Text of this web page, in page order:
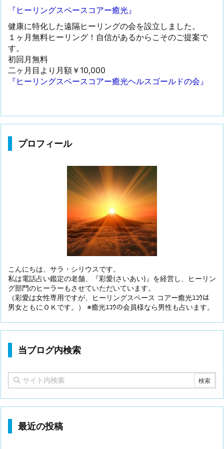
『ヒーリングスペースコアー癒光』
健康に特化した遠隔ヒーリングの会を設立しました。
１ヶ月無料ヒーリング！自信があるからこそのご提案で
す。
初回月無料
二ヶ月目より月額￥10,000
『ヒーリングスペースコアー癒光ヘルスゴールドの会』
プロフィール
こんにちは、サラ・シリウスです。
私は電話占い鑑定の老舗、『彩愛(さいあい)』を経営し、ヒーリン
グ部門のヒーラーもさせていただいています。
（彩愛は女性専用ですが、ヒーリングスペース コアー癒光ﾕｺｳは
男女ともにＯＫです。） ※癒光ﾕｺｳの会員様なら男性も占います。
当ブログ内検索
最近の投稿